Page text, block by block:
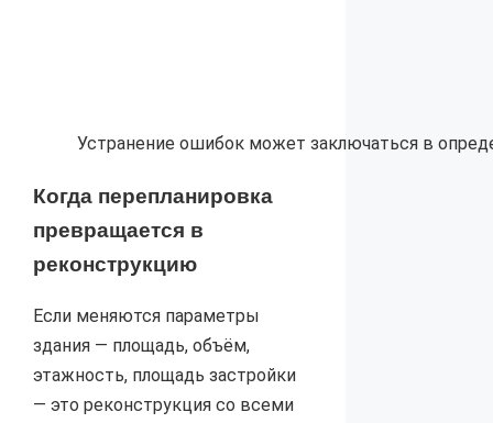
Устранение ошибок может заключаться в
Когда перепланировка
превращается в
реконструкцию
Если меняются параметры
здания — площадь, объём,
этажность, площадь застройки
— это реконструкция со всеми